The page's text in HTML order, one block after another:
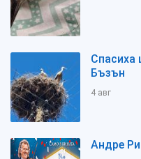
Спасиха
Бъзън
4 авг
Андре